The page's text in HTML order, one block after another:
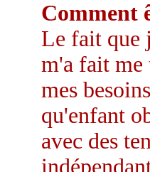
Comment
Le fait que
m'a fait me
mes
qu'enfant
avec des